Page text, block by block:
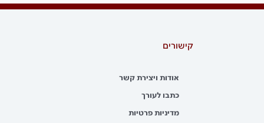
קישורים
אודות ויצירת קשר
כתבו לעורך
מדיניות פרטיות